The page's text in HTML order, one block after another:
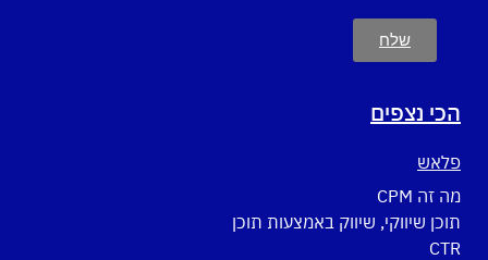
שלח
הכי נצפים
פלאש
מה זה CPM
תוכן שיווקי, שיווק באמצעות תוכן
CTR